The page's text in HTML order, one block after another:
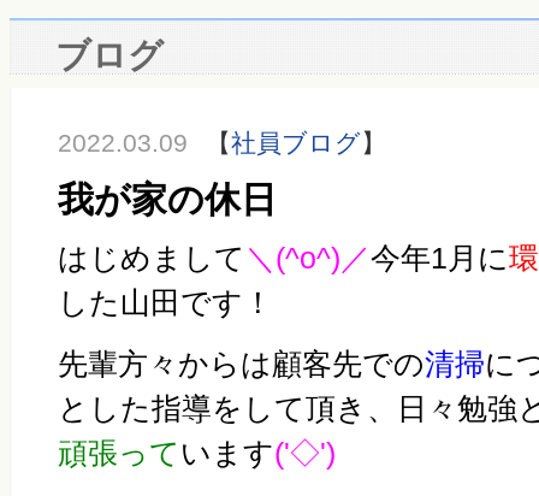
ブログ
2022.03.09 【社員ブログ】
我が家の休日
はじめまして ＼(^o^)／今年1月に
した山田です！
先輩方々からは顧客先での清掃に
とした指導をして頂き、日々勉強
頑張って います('◇')ゞ